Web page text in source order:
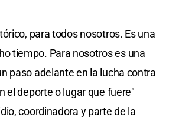
para todos nosotros. Es una
tiempo. Para nosotros es una
paso adelante en la lucha contra
el deporte o lugar que fuere"
coordinadora y parte de la